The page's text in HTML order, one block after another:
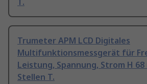
T.
Trumeter APM LCD Digitales
Multifunktionsmessgerät für
Leistung, Spannung, Strom H 68
Stellen T.